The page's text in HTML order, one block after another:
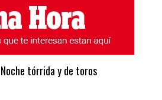
Noche tórrida y de toros